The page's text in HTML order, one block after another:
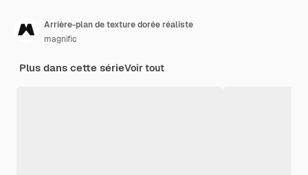
Arrière-plan de texture dorée réaliste
magnific
Plus dans cette sérieVoir tout